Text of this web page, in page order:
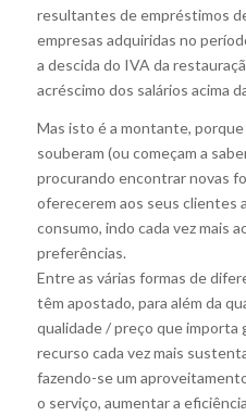
resultantes de empréstimos
empresas adquiridas no
a descida do IVA da
acréscimo dos salários acima
Mas isto é a montante,
souberam (ou começam a
procurando encontrar novas
oferecerem aos seus clientes
consumo, indo cada vez mais
preferências.
Entre as várias formas de
têm apostado, para além da
qualidade / preço que importa
recurso cada vez mais
fazendo-se um
o serviço, aumentar a